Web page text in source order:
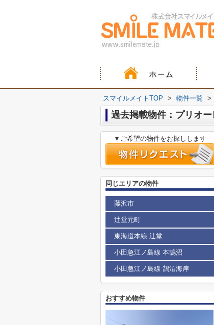
スマイルメイトTOP > 物件一覧 >
過去掲載物件：プリオ
▼ご希望の物件をお探しします
同じエリアの物件
藤沢市
辻堂元町
東海道本線 辻堂
小田急江ノ島線 本鵠沼
小田急江ノ島線 鵠沼海岸
おすすめ物件